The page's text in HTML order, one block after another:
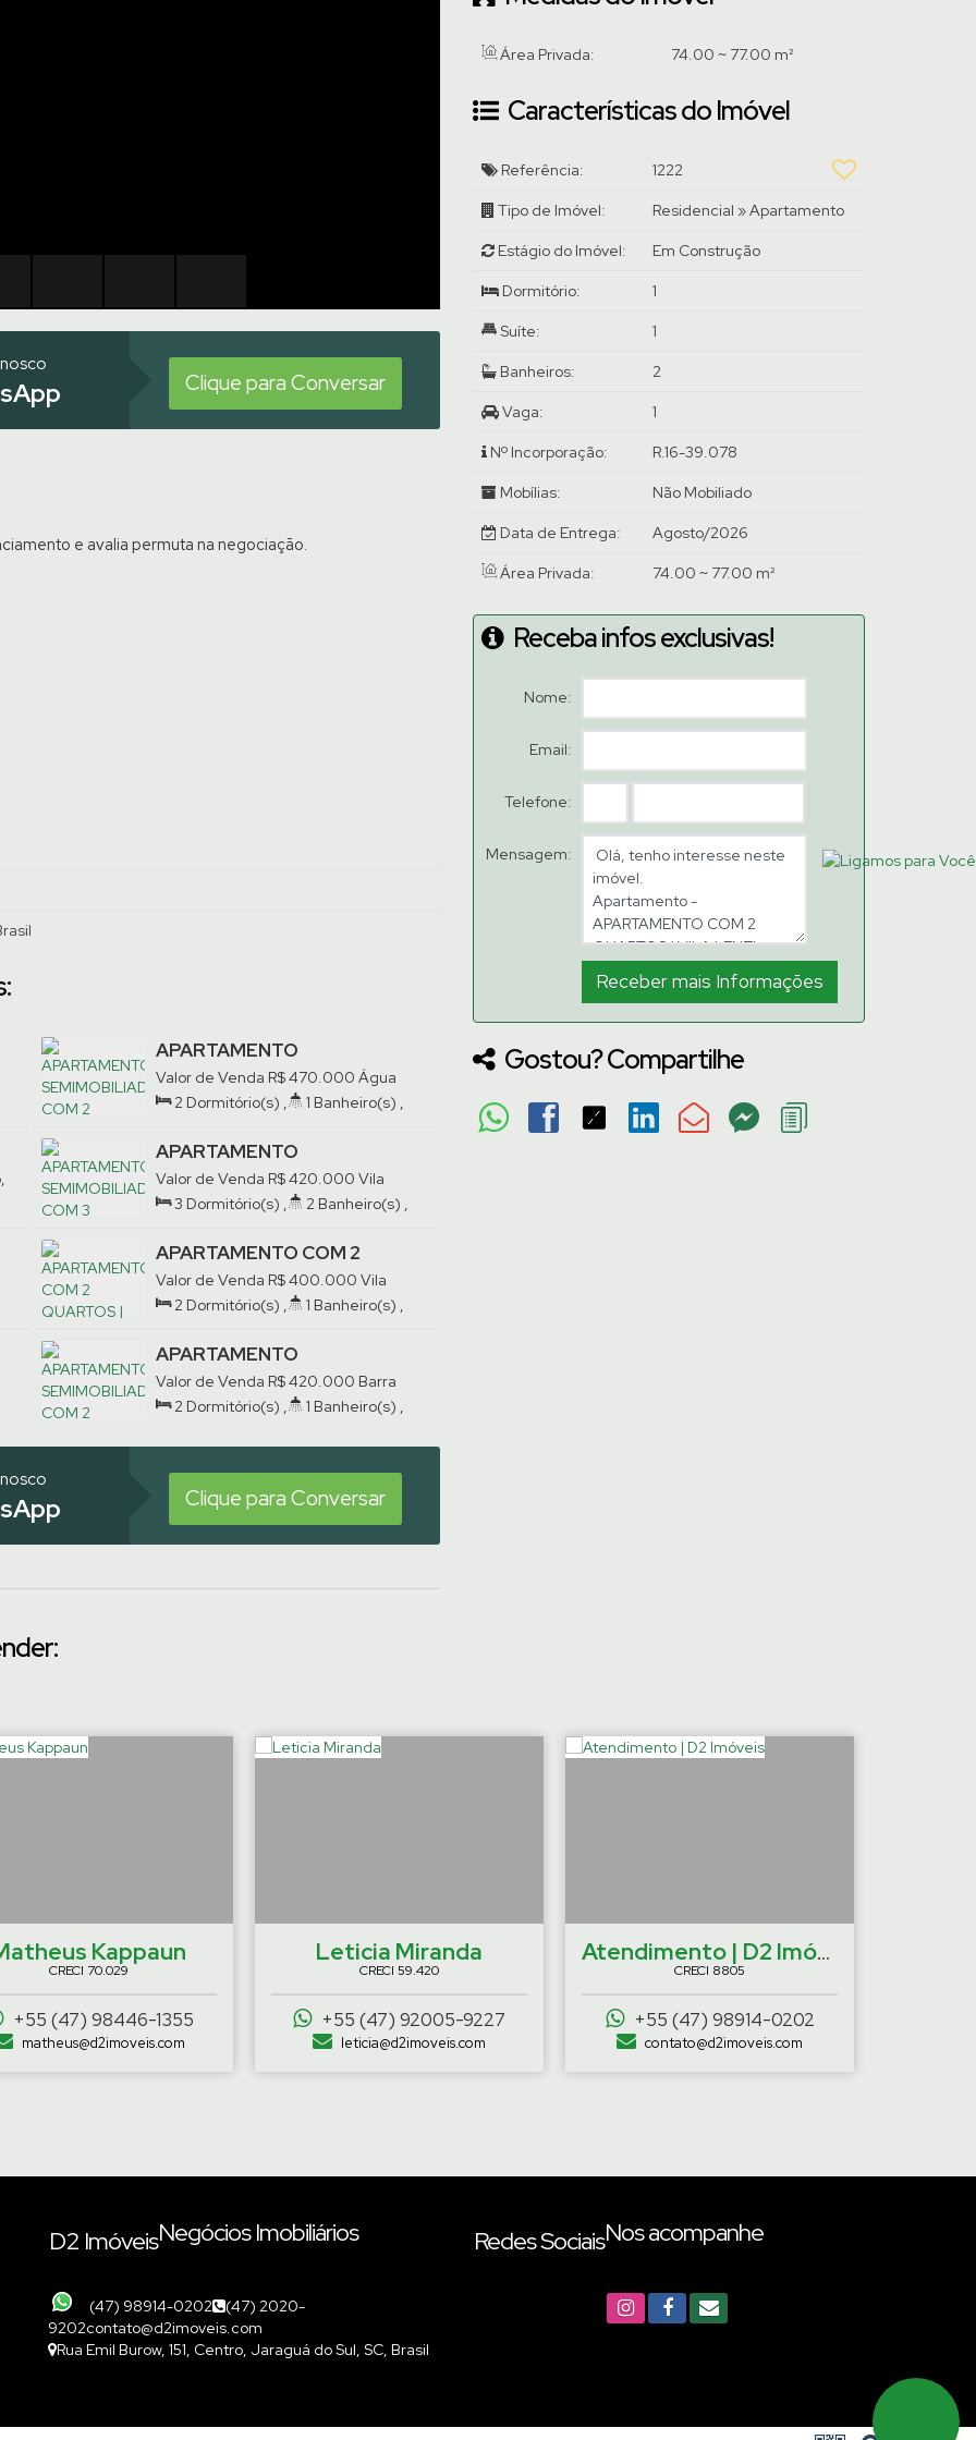
Clique para Conversar
e avalia permuta na negociação.
APARTAMENTO
SEMIMOBILIADO COM 2
QUARTOS | ÁGUA VERDE
R$470.000
Valor de Venda
Água
Verde, Jaraguá do Sul, Santa
2 Dormitório(s) , 1 Banheiro(s) ,
APARTAMENTO
SEMIMOBILIADO COM 3
QUARTOS | VILA LENZI
R$420.000
Valor de Venda
Vila
Lenzi, Jaraguá do Sul, Santa
3 Dormitório(s) , 2 Banheiro(s) ,
Vaga(s)
APARTAMENTO COM 2
QUARTOS | VILA BAEPENDI
R$400.000
Valor de Venda
Vila
Baependi, Jaraguá do Sul, Santa
2 Dormitório(s) , 1 Banheiro(s) ,
APARTAMENTO
SEMIMOBILIADO COM 2
QUARTOS | BARRA DO RIO
R$420.000
Valor de Venda
Barra
do Rio Cerro, Jaraguá do Sul, Santa
2 Dormitório(s) , 1 Banheiro(s) ,
Clique para Conversar
Área Privada: 74.00 ~ 77.00 m²
Características do Imóvel
Referência: 1222
Tipo de Imóvel: Residencial »Apartamento
Estágio do Imóvel: Em Construção
Dormitório: 1
Suíte: 1
Banheiros: 2
Vaga: 1
Nº Incorporação: R.16-39.078
Mobílias: Não Mobiliado
Data de Entrega: Agosto/2026
Área Privada: 74.00 ~ 77.00 m²
Receba infos exclusivas!
Nome:
Email:
Telefone:
Mensagem:
Gostou? Compartilhe
Kappaun
CRECI 70.029
+55 (47) 98446-1355
matheus@d2imoveis.com
Leticia Miranda
CRECI 59.420
+55 (47) 92005-9227
leticia@d2imoveis.com
Atendimento | D2 Imóveis
CRECI 8805
+55 (47) 98914-0202
contato@d2imoveis.com
D2 ImóveisNegócios Imobiliários
(47) 98914-0202
(47) 2020-
9202contato@d2imoveis.com
Rua Emil Burow, 151, Centro, Jaraguá do Sul, SC, Brasil
Redes SociaisNos acompanhe